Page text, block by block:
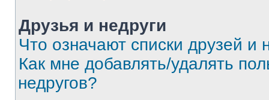
Друзья и недруги
Что означают списки друзей и
Как мне добавлять/удалять
недругов?